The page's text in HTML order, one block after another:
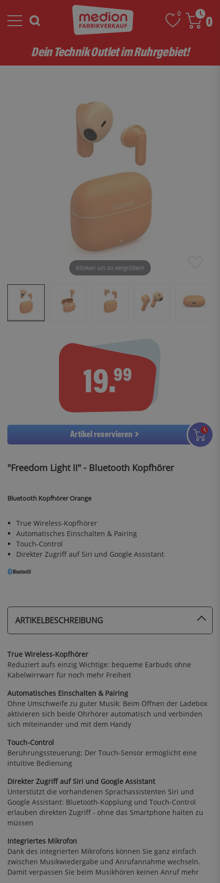
0
0
Dein Technik Outlet im Ruhrgebiet!
Klicken um zu vergrößern
"Freedom Light II" - Bluetooth Kopfhörer
Bluetooth Kopfhörer Orange
True Wireless-Kopfhörer
Automatisches Einschalten & Pairing
Touch-Control
Direkter Zugriff auf Siri und Google Assistant
19.99
Artikel reservieren
ARTIKELBESCHREIBUNG
True Wireless-Kopfhörer
Reduziert aufs einzig Wichtige: bequeme Earbuds ohne
Kabelwirrwarr für noch mehr Freiheit
Automatisches Einschalten & Pairing
Ohne Umschweife zu guter Musik: Beim Öffnen der Ladebox
aktivieren sich beide Ohrhörer automatisch und verbinden
sich miteinander und mit dem Handy
Touch-Control
Berührungssteuerung: Der Touch-Sensor ermöglicht eine
intuitive Bedienung
Direkter Zugriff auf Siri und Google Assistant
Unterstützt die vorhandenen Sprachassistenten Siri und
Google Assistant: Bluetooth-Kopplung und Touch-Control
erlauben direkten Zugriff - ohne das Smartphone halten zu
müssen
Integriertes Mikrofon
Dank des integrierten Mikrofons können Sie ganz einfach
zwischen Musikwiedergabe und Anrufannahme wechseln.
Damit verpassen Sie beim Musikhören keinen Anruf mehr